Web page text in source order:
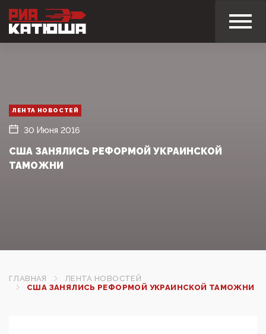
ЛЕНТА НОВОСТЕЙ
30 Июня 2016
США ЗАНЯЛИСЬ РЕФОРМОЙ УКРАИНСКОЙ
ТАМОЖНИ
ГЛАВНАЯ
ЛЕНТА НОВОСТЕЙ
США ЗАНЯЛИСЬ РЕФОРМОЙ УКРАИНСКОЙ ТАМОЖНИ